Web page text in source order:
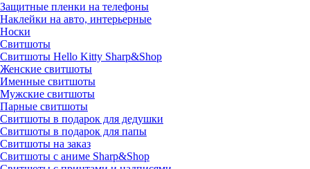
Защитные пленки на телефоны
Наклейки на авто, интерьерные
Носки
Свитшоты
Cвитшоты Hello Kitty Sharp&Shop
Женские свитшоты
Именные свитшоты
Мужские свитшоты
Парные свитшоты
Свитшоты в подарок для дедушки
Свитшоты в подарок для папы
Свитшоты на заказ
Свитшоты с аниме Sharp&Shop